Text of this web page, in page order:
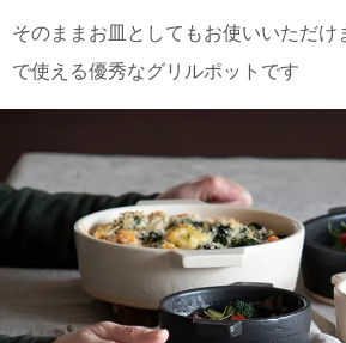
電話で問合
せ
12:00~19:00
配送
宅急
そのままお皿としてもお使いいただけ
で使える優秀なグリルポットです